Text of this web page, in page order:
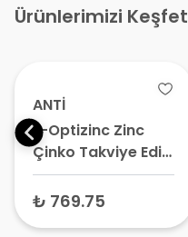
Ürünlerimizi Keşfet
ANTİ
L-Optizinc Zinc
Çinko Takviye Edici
Gıda 60 Kapsül
₺ 769.75